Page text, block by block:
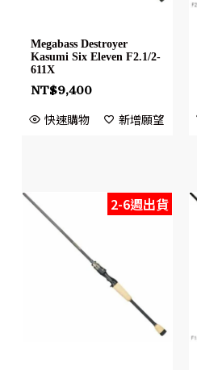
Megabass Destroyer
Kasumi Six Eleven F2.1/2-
611X
NT$9,400
快速購物 新增願望
2-6週出貨